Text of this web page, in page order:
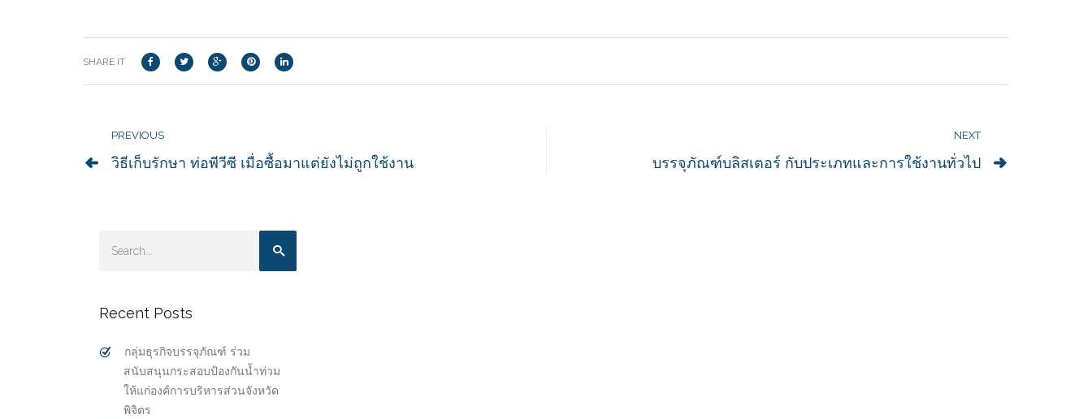
SHARE IT
PREVIOUS
วิธีเก็บรักษา ท่อพีวีซี เมื่อซื้อมาแต่ยังไม่ถูกใช้งาน
NEXT
บรรจุภัณฑ์บลิสเตอร์ กับประเภทและการใช้งานทั่วไป
Recent Posts
กลุ่มธุรกิจบรรจุภัณฑ์ ร่วม
สนับสนุนกระสอบป้องกันน้ำท่วม
ให้แก่องค์การบริหารส่วนจังหวัด
พิจิตร